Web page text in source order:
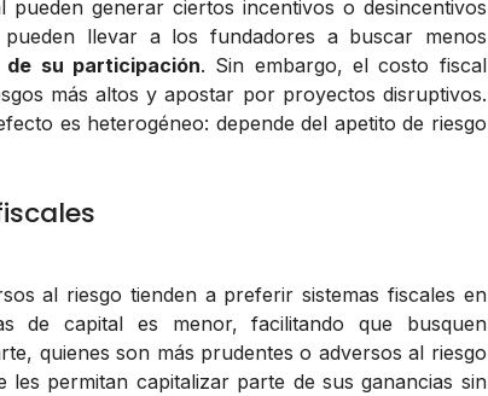
pueden generar ciertos incentivos o desincentivos
pueden llevar a los fundadores a buscar menos
de su participación. Sin embargo, el costo fiscal
más altos y apostar por proyectos disruptivos.
es heterogéneo: depende del apetito de riesgo
al riesgo tienden a preferir sistemas fiscales en
de capital es menor, facilitando que busquen
quienes son más prudentes o adversos al riesgo
permitan capitalizar parte de sus ganancias sin